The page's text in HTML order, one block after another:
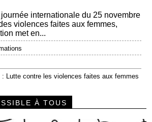
internationale du 25 novembre
violences faites aux femmes,
met en...
: Lutte contre les violences faites aux femmes
À TOUS